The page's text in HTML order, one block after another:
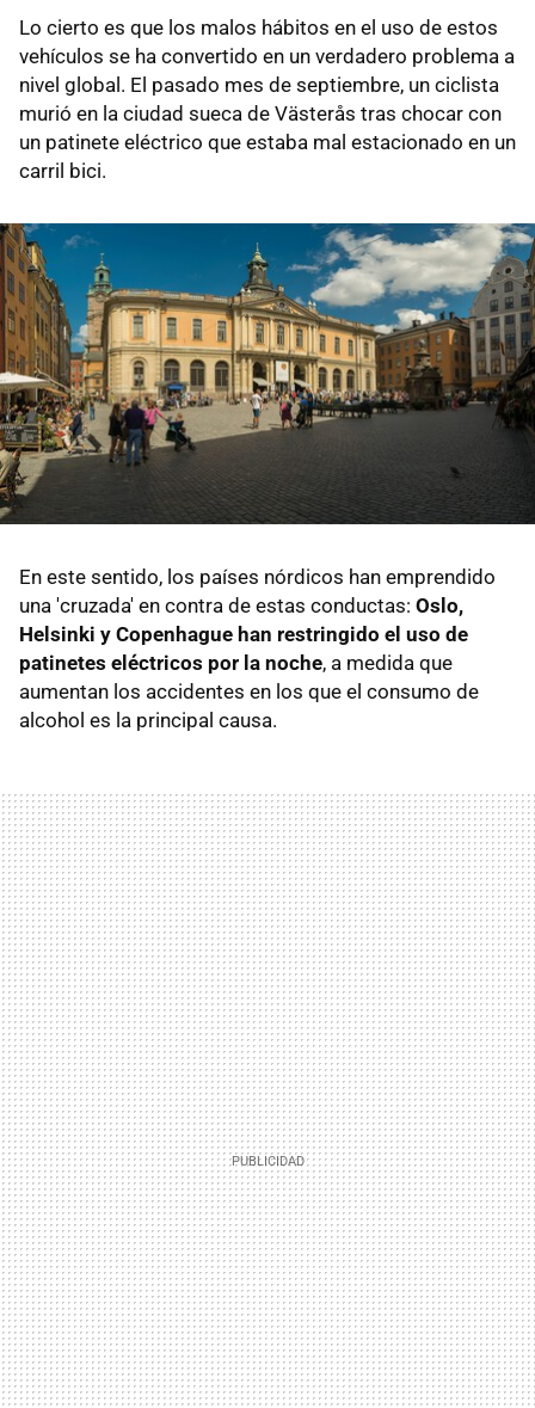
Lo cierto es que los malos hábitos en el uso de estos
vehículos se ha convertido en un verdadero problema a
nivel global. El pasado mes de septiembre, un ciclista
murió en la ciudad sueca de Västerås tras chocar con
un patinete eléctrico que estaba mal estacionado en un
carril bici.
En este sentido, los países nórdicos han emprendido
una 'cruzada' en contra de estas conductas: Oslo,
Helsinki y Copenhague han restringido el uso de
patinetes eléctricos por la noche, a medida que
aumentan los accidentes en los que el consumo de
alcohol es la principal causa.